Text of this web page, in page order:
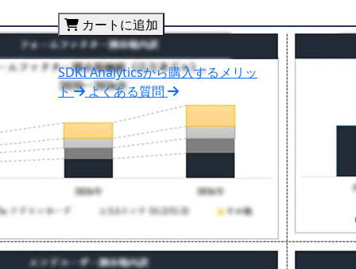
カートに追加
SDKI Analyticsから購入するメリッ
ト
よくある質問